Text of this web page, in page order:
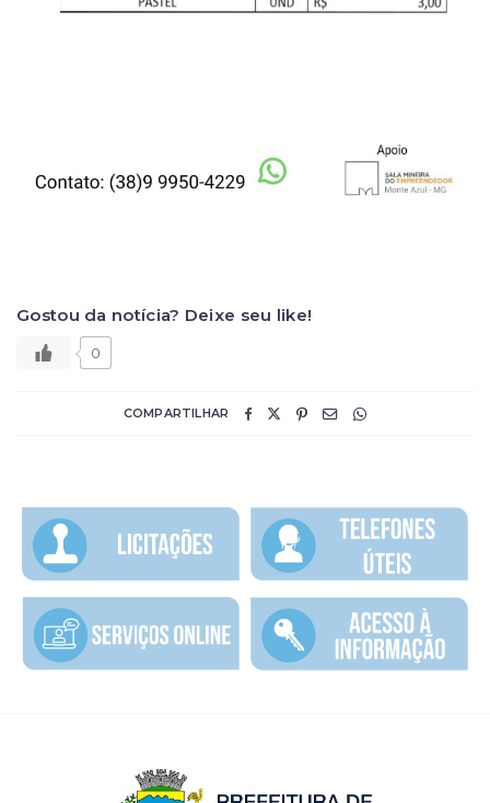
Gostou da notícia? Deixe seu like!
0
COMPARTILHAR